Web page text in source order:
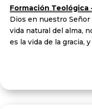
Formación Teológica
Dios en nuestro Señor
vida natural del alma,
es la vida de la gracia,